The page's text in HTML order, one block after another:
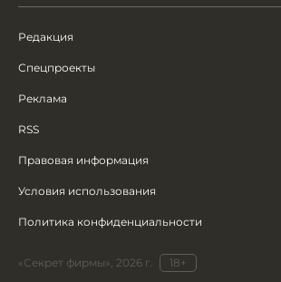
Редакция
Спецпроекты
Реклама
RSS
Правовая информация
Условия использования
Политика конфиденциальности
«Секрет фирмы», 2026 г.
18+